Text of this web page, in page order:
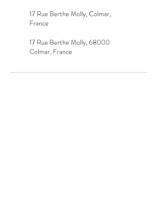
17 Rue Berthe Molly, Colmar,
France
17 Rue Berthe Molly, 68000
Colmar, France